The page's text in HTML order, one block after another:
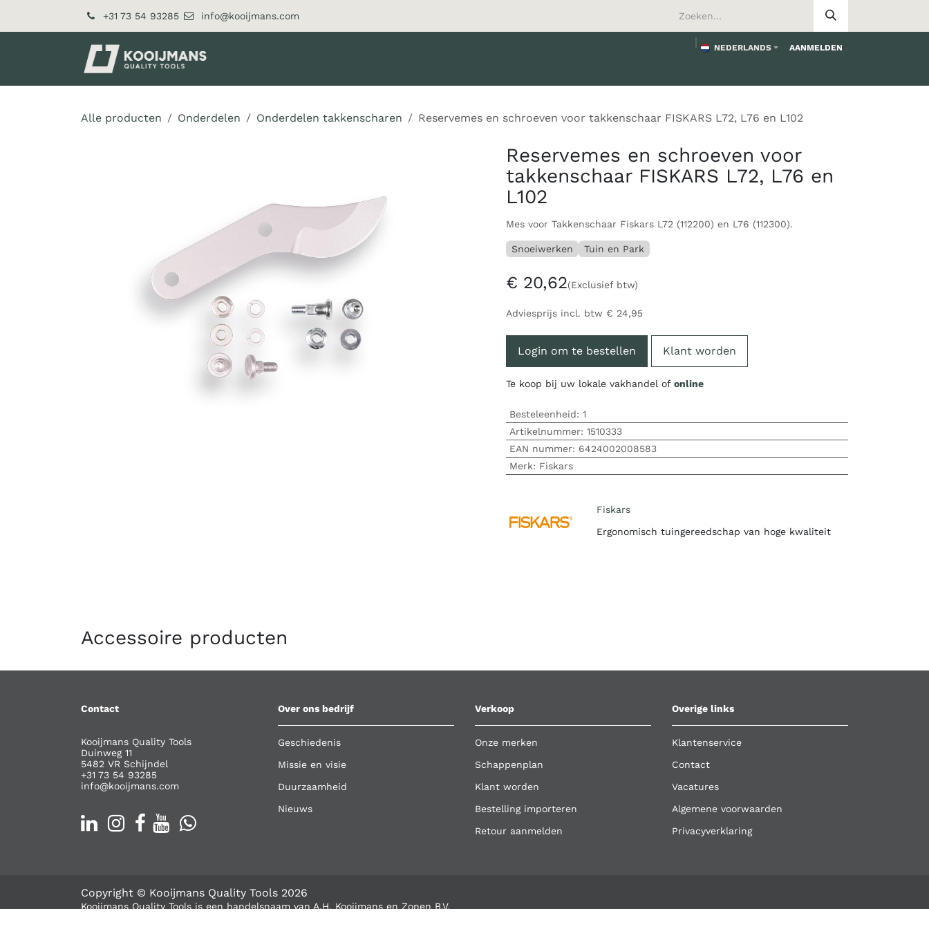
+31 73 54 93285 info@kooijmans.com
NEDERLANDS AANMELDEN
Alle producten Onderdelen Onderdelen takkenscharen Reservemes en schroeven voor takkenschaar FISKARS L72, L76 en L102
Reservemes en schroeven voor
takkenschaar FISKARS L72, L76 en
L102
Mes voor Takkenschaar Fiskars L72 (112200) en L76 (112300).
Snoeiwerken Tuin en Park
€ 20,62(Exclusief btw)
Adviesprijs incl. btw € 24,95
Login om te bestellen Klant worden
Te koop bij uw lokale vakhandel of online
Besteleenheid: 1
Artikelnummer: 1510333
EAN nummer: 6424002008583
Merk: Fiskars
Fiskars
Ergonomisch tuingereedschap van hoge kwaliteit
Accessoire producten
Contact
Kooijmans Quality Tools
Duinweg 11
5482 VR Schijndel
+31 73 54 93285
info@kooijmans.com
Over ons bedrijf
Geschiedenis
Missie en visie
Duurzaamheid
Nieuws
Verkoop
Onze merken
Schappenplan
Klant worden
Bestelling importeren
Retour aanmelden
Overige links
Klantenservice
Contact
Vacatures
Algemene voorwaarden
Privacyverklaring
Copyright © Kooijmans Quality Tools 2026
Kooijmans Quality Tools is een handelsnaam van A.H. Kooijmans en Zonen B.V.